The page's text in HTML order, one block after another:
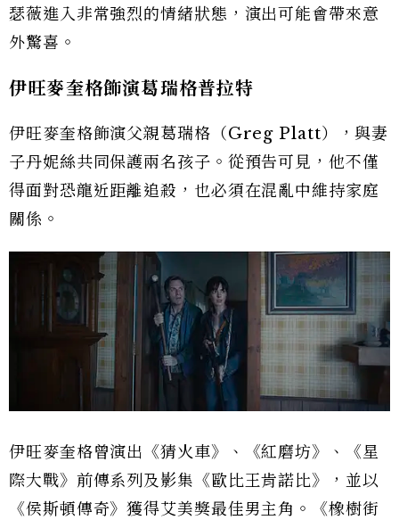
瑟薇進入非常強烈的情緒狀態，演出可能會帶來意
外驚喜。
伊旺麥奎格飾演葛瑞格普拉特
伊旺麥奎格飾演父親葛瑞格（Greg Platt），與妻
子丹妮絲共同保護兩名孩子。從預告可見，他不僅
得面對恐龍近距離追殺，也必須在混亂中維持家庭
關係。
伊旺麥奎格曾演出《猜火車》、《紅磨坊》、《星
際大戰》前傳系列及影集《歐比王肯諾比》，並以
《侯斯頓傳奇》獲得艾美獎最佳男主角。《橡樹街